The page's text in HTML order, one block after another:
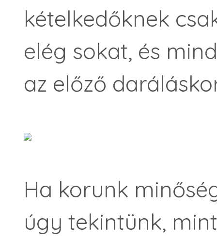
kételkedőknek
elég sokat, és
az előző
Ha korunk
úgy tekintünk,